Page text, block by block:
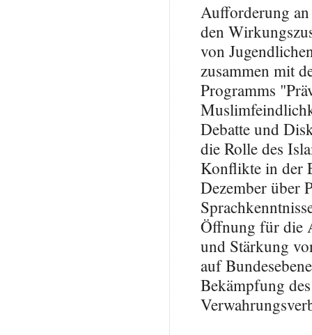
Aufforderung
den
von
zusammen mit
Programms
Debatte und
die Rolle des
Konflikte in der
Dezember über
Öffnung für die
und Stärkung
auf
Bekämpfung